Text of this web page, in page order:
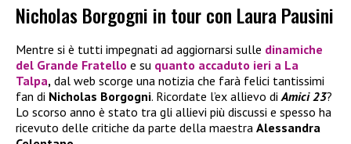
Nicholas Borgogni in tour con Laura Pausini
Mentre si è tutti impegnati ad aggiornarsi sulle dinamiche
del Grande Fratello e su quanto accaduto ieri a La
Talpa, dal web scorge una notizia che farà felici tantissimi
fan di Nicholas Borgogni. Ricordate l’ex allievo diAmici 23?
Lo scorso anno è stato tra gli allievi più discussi e spesso ha
ricevuto delle critiche da parte della maestra Alessandra